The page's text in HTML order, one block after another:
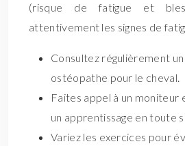
(risque de fatigue et
attentivement les signes de
Consultez régulièrement
ostéopathe pour le cheval.
Faites appel à un
un apprentissage en toute
Variez les exercices pour